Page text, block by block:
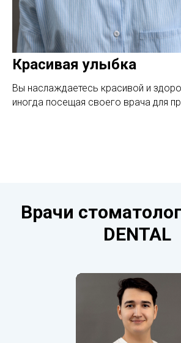
Красивая улыбка
Вы наслаждаетесь красивой и
иногда посещая своего врача для
Врачи
DENTAL